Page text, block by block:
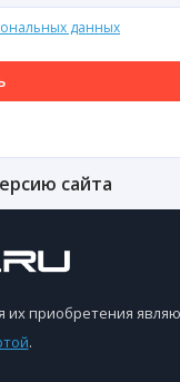
данных
сайта
их приобретения
.